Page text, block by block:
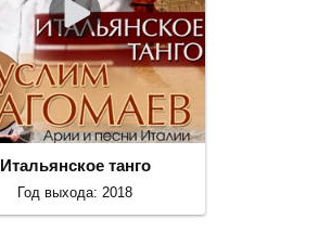
Итальянское танго
Год выхода: 2018